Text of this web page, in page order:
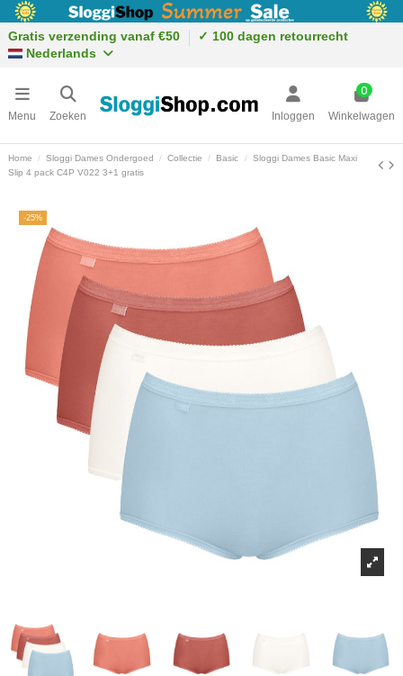
Gratis verzending vanaf €50
✓ 100 dagen retourrecht
Nederlands
Menu Zoeken Inloggen
0
Winkelwagen
Home Sloggi Dames Ondergoed Collectie Basic
Sloggi Dames Basic Maxi
Slip 4 pack C4P V022 3+1 gratis
-25%